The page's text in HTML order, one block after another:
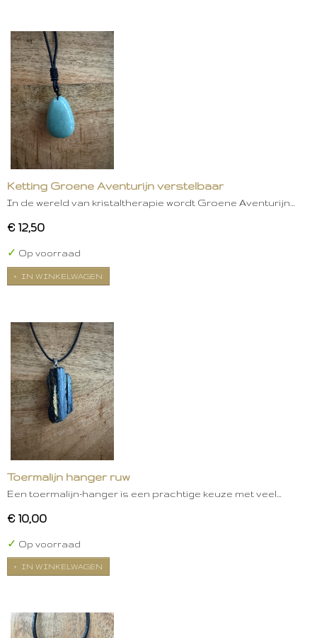
Ketting Groene Aventurijn verstelbaar
In de wereld van kristaltherapie wordt Groene Aventurijn…
€ 12,50
✓ Op voorraad
IN WINKELWAGEN
Toermalijn hanger ruw
Een toermalijn-hanger is een prachtige keuze met veel…
€ 10,00
✓ Op voorraad
IN WINKELWAGEN